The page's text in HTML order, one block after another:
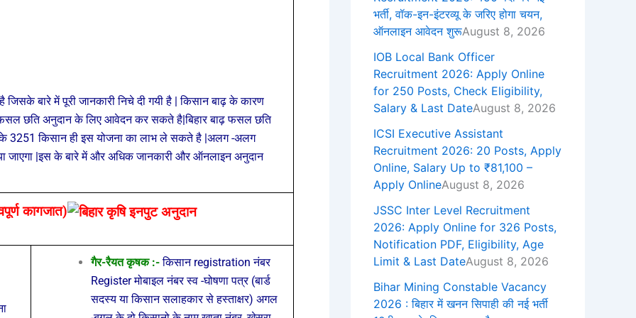
बारे में पूरी जानकारी निचे दी गयी है | किसान बाढ़ के कारण
छति अनुदान के लिए आवेदन कर सकते है|बिहार बाढ़ फसल छति
के 3251 किसान ही इस योजना का लाभ ले सकते है |अलग -अलग
|इस के बारे में और अधिक जानकारी और ऑनलाइन अनुदान
कागजात)
गैर-रैयत कृषक :- किसान registration नंबर
Register मोबाइल नंबर स्व -घोषणा पत्र (बार्ड
सदस्य या किसान सलाहकार से हस्ताक्षर) अगल
भर्ती, वॉक-इन-इंटरव्यू के जरिए होगा चयन,
ऑनलाइन आवेदन शुरूAugust 8, 2026
IOB Local Bank Officer
Recruitment 2026: Apply Online
for 250 Posts, Check Eligibility,
Salary & Last DateAugust 8, 2026
ICSI Executive Assistant
Recruitment 2026: 20 Posts, Apply
Online, Salary Up to ₹81,100 –
Apply OnlineAugust 8, 2026
JSSC Inter Level Recruitment
2026: Apply Online for 326 Posts,
Notification PDF, Eligibility, Age
Limit & Last DateAugust 8, 2026
Bihar Mining Constable Vacancy
2026 : बिहार में खनन सिपाही की नई भर्ती